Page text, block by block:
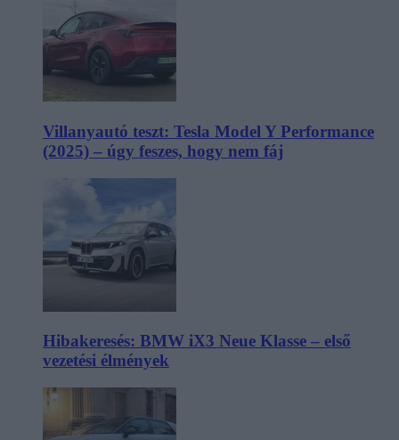
Villanyautó teszt: Tesla Model Y Performance
(2025) – úgy feszes, hogy nem fáj
Hibakeresés: BMW iX3 Neue Klasse – első
vezetési élmények